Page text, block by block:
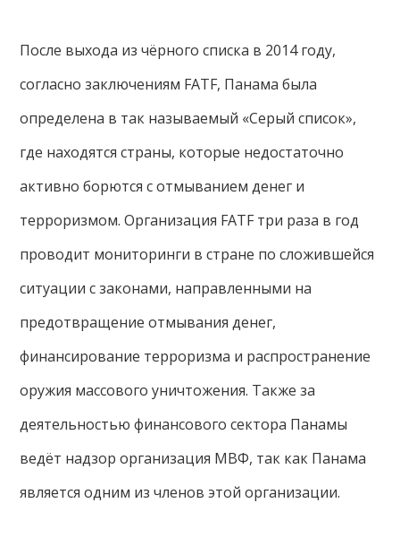
После выхода из чёрного списка в 2014 году,
согласно заключениям FATF, Панама была
определена в так называемый «Серый список»,
где находятся страны, которые недостаточно
активно борются с отмыванием денег и
терроризмом. Организация FATF три раза в год
проводит мониторинги в стране по сложившейся
ситуации с законами, направленными на
предотвращение отмывания денег,
финансирование терроризма и распространение
оружия массового уничтожения. Также за
деятельностью финансового сектора Панамы
ведёт надзор организация МВФ, так как Панама
является одним из членов этой организации.